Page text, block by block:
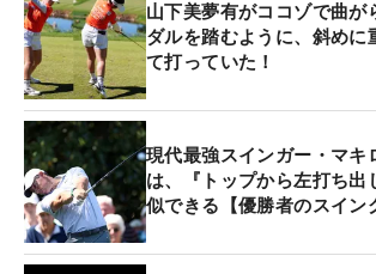
山下美夢有がココゾで曲
ダルを踏むように、斜めに
て打っていた！
現代最強スインガー・マキ
は、『トップから左打ち出
似できる【優勝者のスイン